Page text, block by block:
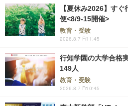
【夏休み2026】す
便<8/9-15開催>
教育・受験
2026.8.7 Fri 1:45
行知学園の大学合格
149人
教育・受験
2026.8.7 Fri 0:45